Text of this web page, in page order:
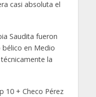
casi absoluta el
Saudita fueron
en Medio
la
+ Checo Pérez